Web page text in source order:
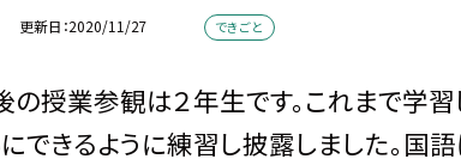
更新日 2020/11/27 できごと
の授業参観は２年生です。これまで学習
できるように練習し披露しました。国